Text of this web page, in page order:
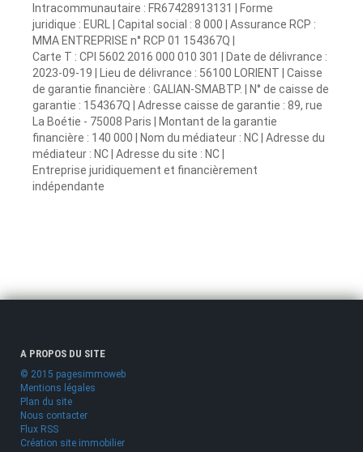
Intracommunautaire : FR67428913131 | Forme
juridique : EURL | Capital social : 8 000 | Assurance RCP :
MMA ENTREPRISE n° RCP 01 154367Q |
Carte T : CPI 5602 2016 000 010 301 | Date de délivrance :
2023-09-19 | Lieu de délivrance : 56100 LORIENT | Caisse
de garantie financière : GALIAN-SMABTP. | N° de caisse de
garantie : 154367Q | Adresse caisse de garantie : 89, rue
La Boétie - 75008 Paris | Montant de la garantie
financière : 140 000 | Nom du médiateur : NC | Adresse du
médiateur : NC | Adresse du site : NC |
Entreprise juridiquement et financièrement
indépendante
A PROPOS DU SITE
© 2015 pagesimmoweb
Mentions légales
Plan du site
Nous contacter
Flux RSS
Création site immobilier